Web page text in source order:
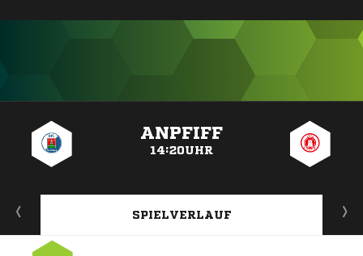
ANPFIFF
14:20UHR
SPIELVERLAUF